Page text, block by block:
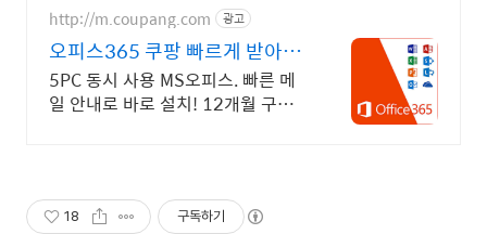
http://m.coupang.com 광고
오피스365 쿠팡 빠르게 받아보
세요
5PC 동시 사용 MS오피스. 빠른 메
일 안내로 바로 설치! 12개월 구독
18 구독하기